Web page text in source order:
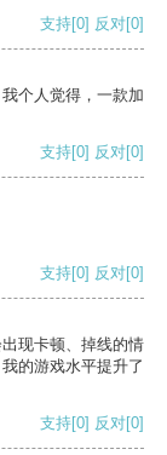
支持[0] 反对[0]
个人觉得，一款加
支持[0] 反对[0]
支持[0] 反对[0]
现卡顿、掉线的情
的游戏水平提升了
支持[0] 反对[0]